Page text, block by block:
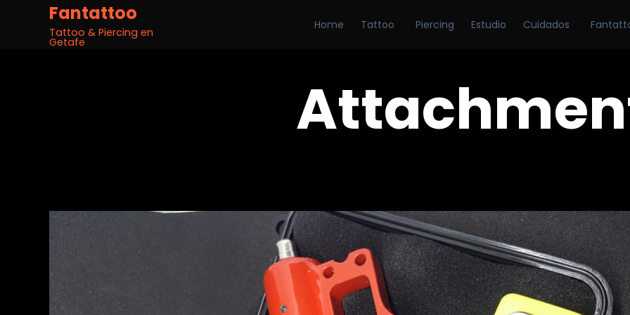
Fantattoo
Tattoo & Piercing en
Getafe
Home Tattoo Piercing Estudio Cuidados